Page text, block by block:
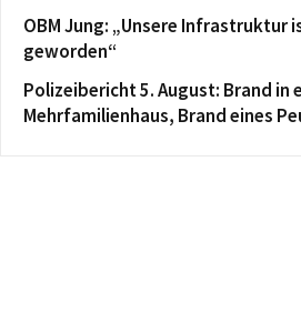
OBM Jung: „Unsere Infrastruktur
geworden“
Polizeibericht 5. August: Brand in
Mehrfamilienhaus, Brand eines